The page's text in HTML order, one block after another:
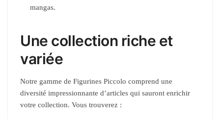
mangas.
Une collection riche et
variée
Notre gamme de Figurines Piccolo comprend une
diversité impressionnante d’articles qui sauront enrichir
votre collection. Vous trouverez :